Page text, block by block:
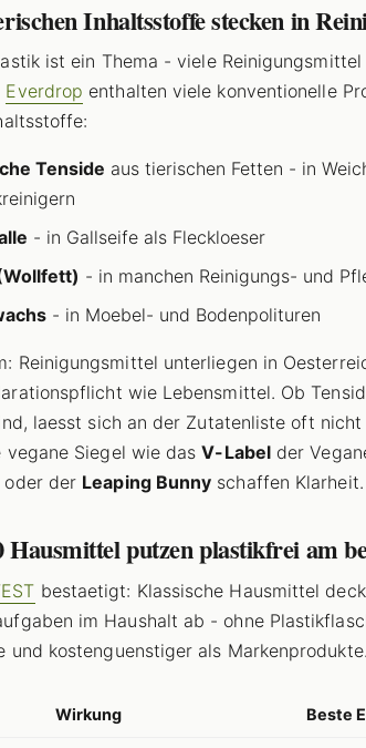
Inhaltsstoffe stecken in
ist ein Thema - viele
Everdrop enthalten viele konventionelle
Tenside aus tierischen Fetten - in
- in Gallseife als Fleckloeser
- in manchen Reinigungs- und
- in Moebel- und Bodenpolituren
Reinigungsmittel unterliegen in
wie Lebensmittel. Ob
laesst sich an der Zutatenliste oft nicht
vegane Siegel wie dasV-Labelder
oder der Leaping Bunny schaffen Klarheit.
Hausmittel putzen plastikfrei am
bestaetigt: Klassische Hausmittel
im Haushalt ab - ohne
und kostenguenstiger als Markenprodukte.
Wirkung Beste